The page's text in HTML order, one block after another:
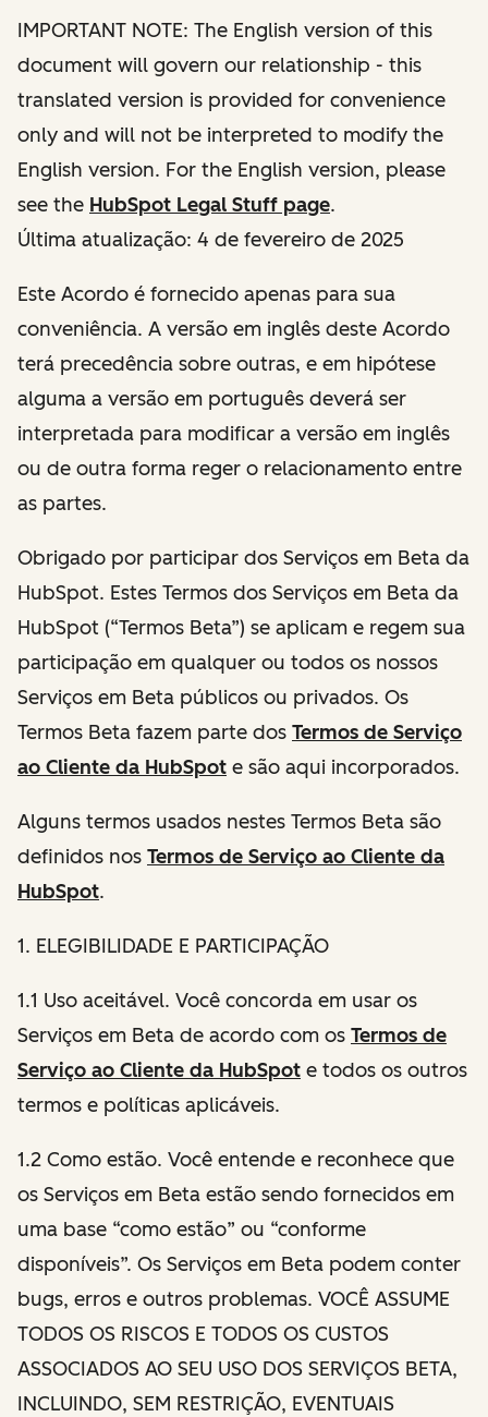
IMPORTANT NOTE: The English version of this
document will govern our relationship - this
translated version is provided for convenience
only and will not be interpreted to modify the
English version. For the English version, please
see the HubSpot Legal Stuff page.
Última atualização: 4 de fevereiro de 2025
Este Acordo é fornecido apenas para sua
conveniência. A versão em inglês deste Acordo
terá precedência sobre outras, e em hipótese
alguma a versão em português deverá ser
interpretada para modificar a versão em inglês
ou de outra forma reger o relacionamento entre
as partes.
Obrigado por participar dos Serviços em Beta da
HubSpot. Estes Termos dos Serviços em Beta da
HubSpot (“Termos Beta”) se aplicam e regem sua
participação em qualquer ou todos os nossos
Serviços em Beta públicos ou privados. Os
Termos Beta fazem parte dos Termos de Serviço
ao Cliente da HubSpot e são aqui incorporados.
Alguns termos usados nestes Termos Beta são
definidos nos Termos de Serviço ao Cliente da
HubSpot.
1. ELEGIBILIDADE E PARTICIPAÇÃO
1.1 Uso aceitável. Você concorda em usar os
Serviços em Beta de acordo com os Termos de
Serviço ao Cliente da HubSpot e todos os outros
termos e políticas aplicáveis.
1.2 Como estão. Você entende e reconhece que
os Serviços em Beta estão sendo fornecidos em
uma base “como estão” ou “conforme
disponíveis”. Os Serviços em Beta podem conter
bugs, erros e outros problemas. VOCÊ ASSUME
TODOS OS RISCOS E TODOS OS CUSTOS
ASSOCIADOS AO SEU USO DOS SERVIÇOS BETA,
INCLUINDO, SEM RESTRIÇÃO, EVENTUAIS